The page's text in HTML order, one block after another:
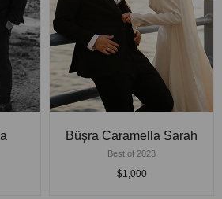
Büşra Caramella Sarah
Best of 2023
$1,000